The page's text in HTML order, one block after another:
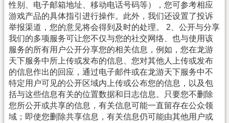
性别、电子邮箱地址、移动电话号码等），您可参考相应
游戏产品的具体指引进行操作。此外，我们还设置了投诉
举报渠道，您的意见将会得到及时的处理。 2、公开与分享
我们的多项服务可让您不仅与您的社交网络、也与使用该
服务的所有用户公开分享您的相关信息，例如，您在龙游
天下服务中所上传或发布的信息、您对其他人上传或发布
的信息作出的回应，通过电子邮件或在龙游天下服务中不
特定用户可见的公开区域内上传或公布您的信息，以及包
括与这些信息有关的位置数据和日志信息。只要您不删除
您所公开或共享的信息，有关信息可能一直留存在公众领
域；即使您删除共享信息，有关信息仍可能由其他用户或